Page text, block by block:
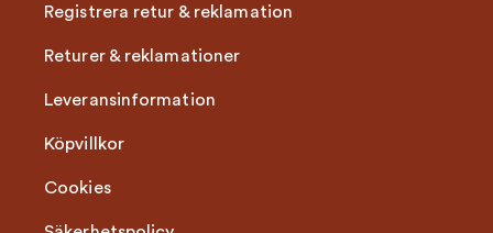
Registrera retur & reklamation
Returer & reklamationer
Leveransinformation
Köpvillkor
Cookies